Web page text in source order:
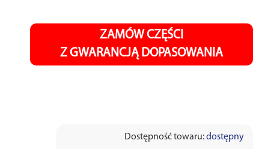
ZAMÓW CZĘŚCI
Z GWARANCJĄ DOPASOWANIA
Dostępność towaru:dostępny